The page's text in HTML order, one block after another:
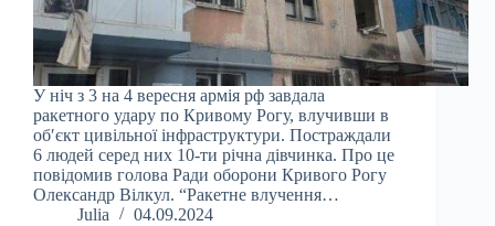
У ніч з 3 на 4 вересня армія рф завдала
ракетного удару по Кривому Рогу, влучивши в
об′єкт цивільної інфраструктури. Постраждали
6 людей серед них 10-ти річна дівчинка. Про це
повідомив голова Ради оборони Кривого Рогу
Олександр Вілкул. “Ракетне влучення…
Julia
04.09.2024